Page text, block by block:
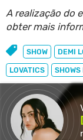
A realização do
obter mais
SHOW DEMI
LOVATICS